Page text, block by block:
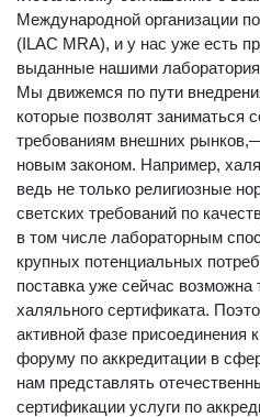
Международной организации
(ILAC MRA), и у нас уже есть
выданные нашими
Мы движемся по пути
которые позволят заниматься
требованиям внешних
новым законом. Например,
ведь не только религиозные
светских требований по
в том числе лабораторным
крупных потенциальных
поставка уже сейчас возможна
халяльного сертификата.
активной фазе
форуму по аккредитации в
нам представлять
сертификации услуги по